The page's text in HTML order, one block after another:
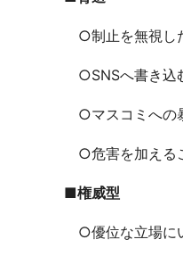
○制止を無視し
○SNSへ書き込
○マスコミへの
○危害を加える
■権威型
○優位な立場に